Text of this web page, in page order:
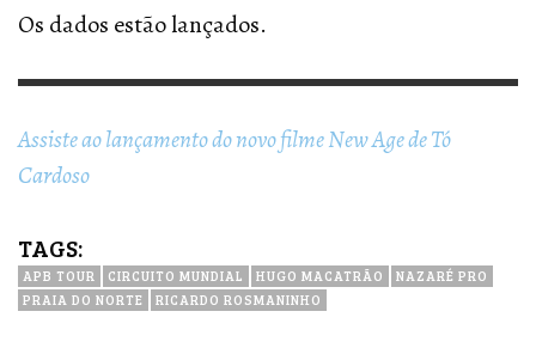
Os dados estão lançados.
Assiste ao lançamento do novo filme New Age de Tó
Cardoso
TAGS:
APB TOUR CIRCUITO MUNDIAL HUGO MACATRÃO
NAZARÉ PRO
PRAIA DO NORTE
RICARDO ROSMANINHO